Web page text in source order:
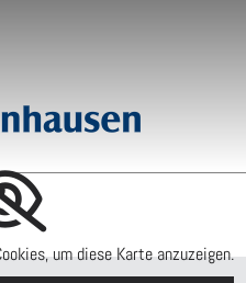
um diese Karte anzuzeigen.